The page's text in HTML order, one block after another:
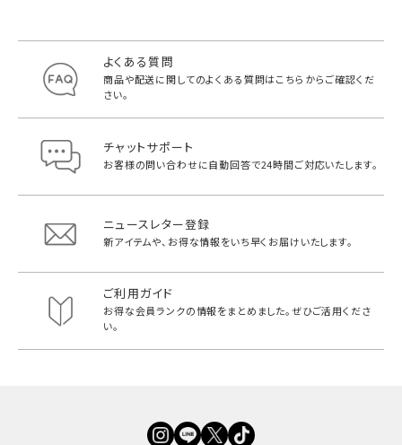
よくある質問
商品や配送に関してのよくある質問はこちらからご確認くだ
さい。
チャットサポート
お客様の問い合わせに自動回答で24時間ご対応いたします。
ニュースレター登録
新アイテムや、お得な情報をいち早く お届けいたします。
ご利用ガイド
お得な会員ランクの情報をまとめました。ぜひご活用くださ
い。